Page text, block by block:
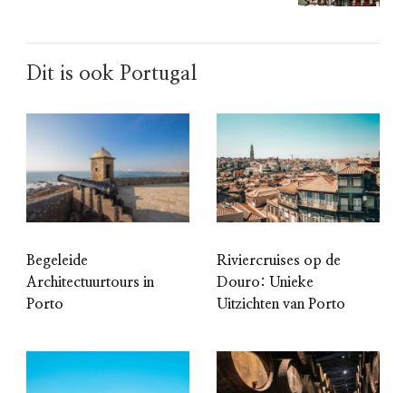
Dit is ook Portugal
Begeleide
Architectuurtours in
Porto
Riviercruises op de
Douro: Unieke
Uitzichten van Porto